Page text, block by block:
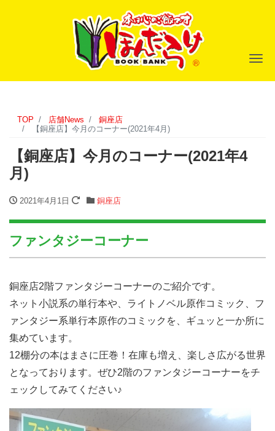
ナ
TOP 店舗News
銅座店
【銅座店】今月のコーナー(2021年4月)
【銅座店】今月のコーナー(2021年4
月)
2021年4月1日 銅座店
ファンタジーコーナー
銅座店2階ファンタジーコーナーのご紹介です。
ネット小説系の単行本や、ライトノベル原作コミック、フ
ァンタジー系単行本原作のコミックを、ギュッと一か所に
集めています。
12棚分の本はまさに圧巻！在庫も増え、楽しさ広がる世界
となっております。ぜひ2階のファンタジーコーナーをチ
ェックしてみてください♪